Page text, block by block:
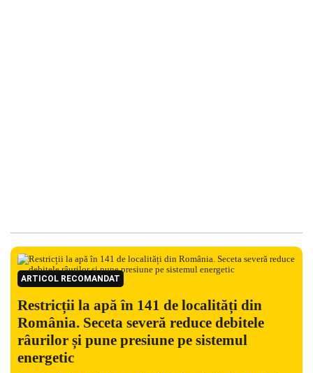
ARTICOL RECOMANDAT
Restricții la apă în 141 de localități din
România. Seceta severă reduce debitele
râurilor și pune presiune pe sistemul
energetic